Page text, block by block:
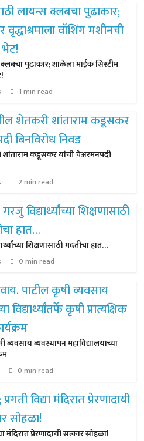
क्लबचा पुढाकार; शाळेला माईक सिस्टीम
1 min read
कडूसकर यांची चेअरमनपदी
2 min read
शिक्षणासाठी मदतीचा हात…
0 min read
व्यवस्थापन महाविद्यालयाच्या
0 min read
मंदिरात प्रेरणादायी सत्कार सोहळा!